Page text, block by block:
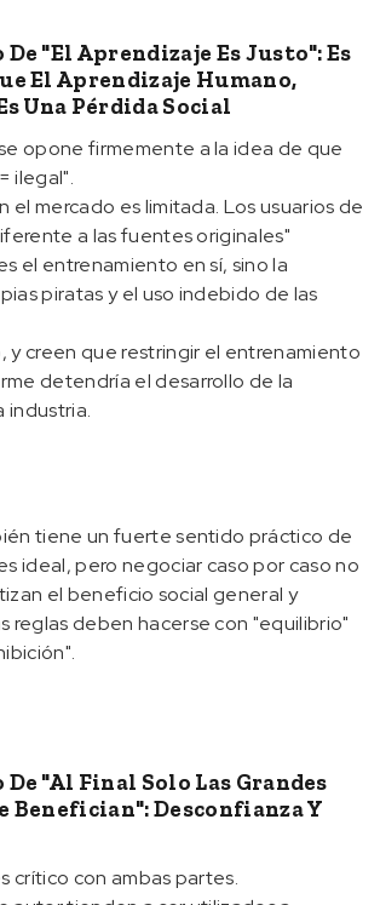
"el Aprendizaje Es Justo": Es
El Aprendizaje Humano,
Una Pérdida Social
opone firmemente a la idea de que
ilegal".
el mercado es limitada. Los usuarios de
a las fuentes originales"
el entrenamiento en sí, sino la
piratas y el uso indebido de las
y creen que restringir el entrenamiento
detendría el desarrollo de la
industria.
tiene un fuerte sentido práctico de
ideal, pero negociar caso por caso no
el beneficio social general y
reglas deben hacerse con "equilibrio"
"al Final Solo Las Grandes
Benefician": Desconfianza Y
crítico con ambas partes.